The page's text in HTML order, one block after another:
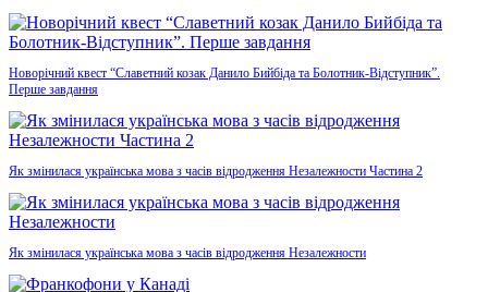
Новорічний квест “Славетний козак Данило Бийбіда та Болотник-Відступник”.
Перше завдання
Як змінилася українська мова з часів відродження Незалежности Частина 2
Як змінилася українська мова з часів відродження Незалежности